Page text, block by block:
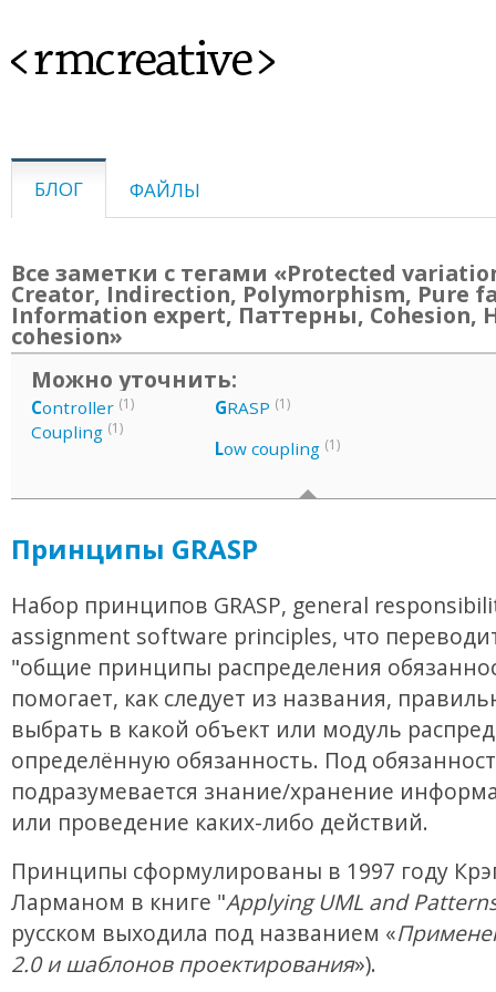
<rmcreative>
БЛОГ ФАЙЛЫ
Все заметки с тегами «Protected
Creator, Indirection, Polymorphism, Pure
Information expert, Паттерны, Cohesion,
cohesion»
Можно уточнить:
Controller (1)
Coupling (1)
GRASP (1)
Low coupling (1)
Принципы GRASP
Набор принципов GRASP, general
assignment software principles, что
"общие принципы распределения
помогает, как следует из названия,
выбрать в какой объект или модуль
определённую обязанность. Под
подразумевается знание/хранение
или проведение каких-либо действий.
Принципы сформулированы в 1997 году
Ларманом в книге "Applying UML and
русском выходила под названием «
2.0 и шаблонов проектирования»).